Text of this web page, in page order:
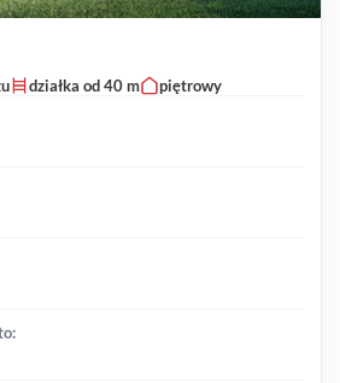
działka od 40 m
piętrowy